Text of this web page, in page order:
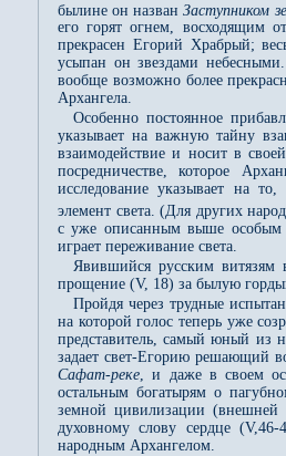
былине он названЗаступником
его горят огнем, восходящим
прекрасен Егорий Храбрый;
усыпан он звездами
вообще возможно более
Архангела.
Особенно постоянное
указывает на важную тайну
взаимодействие и носит в
посредничестве, которое
исследование указывает на
элемент света. (Для других
с уже описанным выше особым
играет переживание света.
Явившийся русским
прощение (V, 18) за былую
Пройдя через трудные
на которой голос теперь уже
представитель, самый юный из
задает свет-Егорию решающий
Сафат-реке, и даже в своем
остальным богатырям о
земной цивилизации
духовному слову сердце
народным Архангелом.